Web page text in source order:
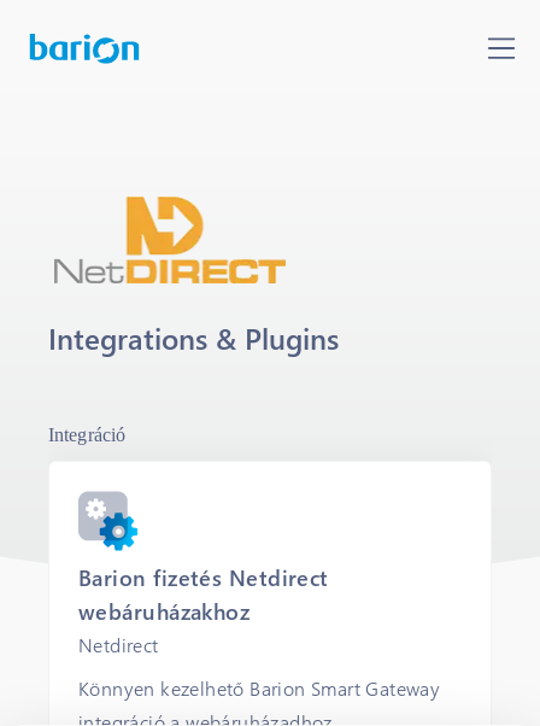
Integrations & Plugins
Integráció
Barion fizetés Netdirect
webáruházakhoz
Netdirect
Könnyen kezelhető Barion Smart Gateway